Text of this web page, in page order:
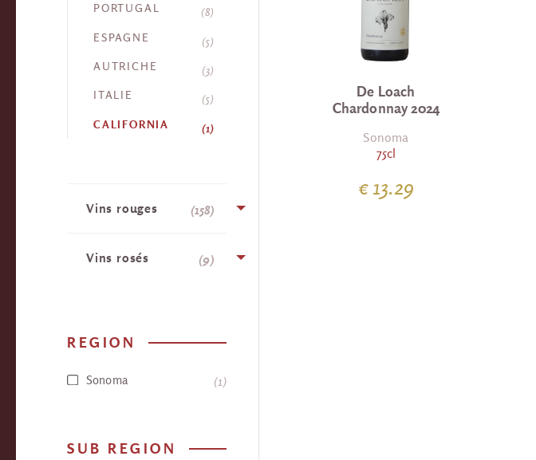
PORTUGAL
8
ESPAGNE
5
AUTRICHE
3
ITALIE
5
CALIFORNIA
1
Vins rouges 158
Vins rosés 9
REGION
Sonoma 1
SUB REGION
De Loach
Chardonnay 2024
Sonoma
75cl
€ 13.29